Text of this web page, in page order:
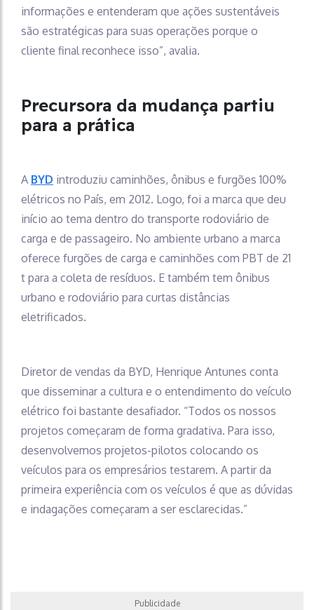
informações e entenderam que ações sustentáveis
são estratégicas para suas operações porque o
cliente final reconhece isso”, avalia.
Precursora da mudança partiu
para a prática
A BYD introduziu caminhões, ônibus e furgões 100%
elétricos no País, em 2012. Logo, foi a marca que deu
início ao tema dentro do transporte rodoviário de
carga e de passageiro. No ambiente urbano a marca
oferece furgões de carga e caminhões com PBT de 21
t para a coleta de resíduos. E também tem ônibus
urbano e rodoviário para curtas distâncias
eletrificados.
Diretor de vendas da BYD, Henrique Antunes conta
que disseminar a cultura e o entendimento do veículo
elétrico foi bastante desafiador. “Todos os nossos
projetos começaram de forma gradativa. Para isso,
desenvolvemos projetos-pilotos colocando os
veículos para os empresários testarem. A partir da
primeira experiência com os veículos é que as dúvidas
e indagações começaram a ser esclarecidas.”
Publicidade